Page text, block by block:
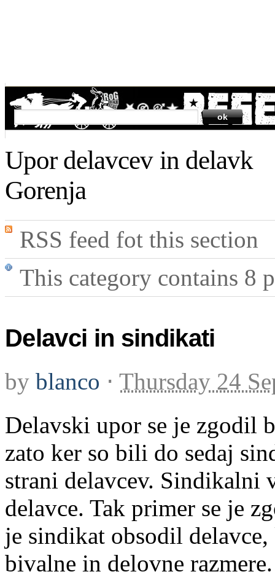
SEARCH
Upor delavcev in delavk
Gorenja
RSS feed fot this section
This category contains 8
Delavci in sindikati
by blanco ⋅ Thursday 24
Delavski upor se je zgodil
zato ker so bili do sedaj
strani delavcev.
delavce. Tak primer se je
je sindikat obsodil
bivalne in delovne